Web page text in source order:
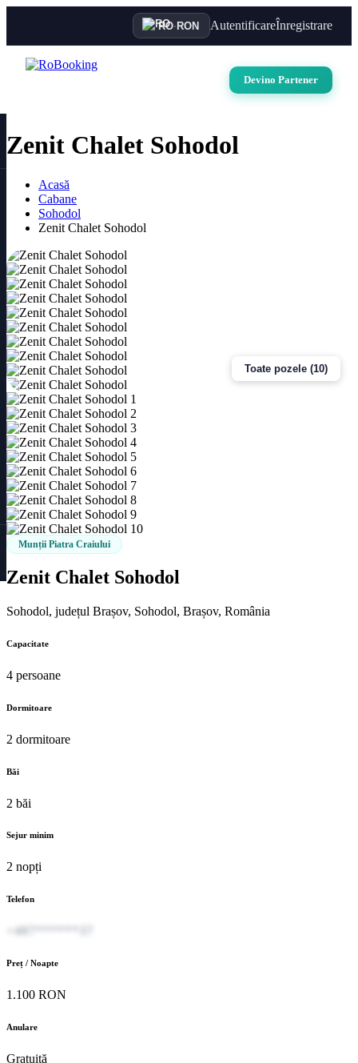
RO·RON AutentificareÎnregistrare
Devino Partener
Zenit Chalet Sohodol
Acasă
Cabane
Sohodol
Zenit Chalet Sohodol
Toate pozele (10)
Munții Piatra Craiului
Zenit Chalet Sohodol
Sohodol, județul Brașov, Sohodol, Brașov, România
Capacitate
4 persoane
Dormitoare
2 dormitoare
Băi
2 băi
Sejur minim
2 nopți
Telefon
+407******37
Preț / Noapte
1.100 RON
Anulare
Gratuită